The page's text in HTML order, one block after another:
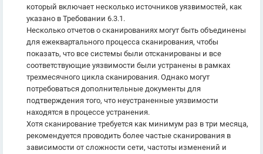
который включает несколько источников уязвимостей, как
указано в Требовании 6.3.1.
Несколько отчетов о сканированиях могут быть объединены
для ежеквартального процесса сканирования, чтобы
показать, что все системы были отсканированы и все
соответствующие уязвимости были устранены в рамках
трехмесячного цикла сканирования. Однако могут
потребоваться дополнительные документы для
подтверждения того, что неустраненные уязвимости
находятся в процессе устранения.
Хотя сканирование требуется как минимум раз в три месяца,
рекомендуется проводить более частые сканирования в
зависимости от сложности сети, частоты изменений и